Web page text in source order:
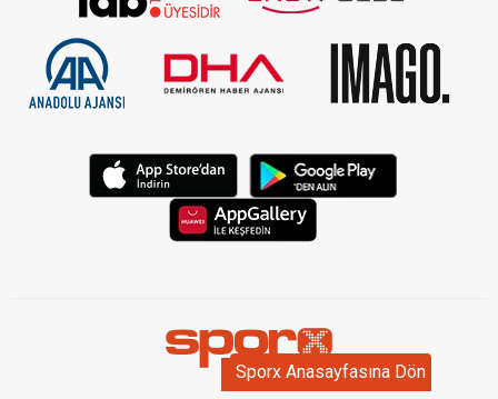
Sporx Anasayfasına Dön
Sporx Anasayfasına Dön